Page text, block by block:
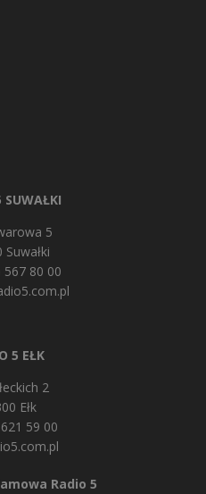
SUWAŁKI
5
Suwałki
567 80 00
5 EŁK
2
Ełk
59 00
Radio 5